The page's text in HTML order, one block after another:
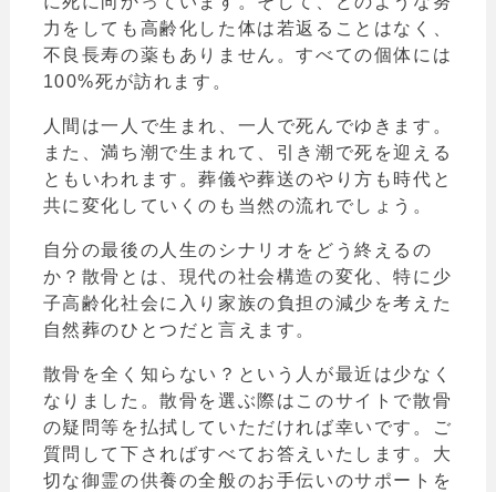
力をしても高齢化した体は若返ることはなく、
不良長寿の薬もありません。すべての個体には
100%死が訪れます。
人間は一人で生まれ、一人で死んでゆきます。
また、満ち潮で生まれて、引き潮で死を迎える
ともいわれます。葬儀や葬送のやり方も時代と
共に変化していくのも当然の流れでしょう。
自分の最後の人生のシナリオをどう終えるの
か？散骨とは、現代の社会構造の変化、特に少
子高齢化社会に入り家族の負担の減少を考えた
自然葬のひとつだと言えます。
散骨を全く知らない？という人が最近は少なく
なりました。散骨を選ぶ際はこのサイトで散骨
の疑問等を払拭していただければ幸いです。ご
質問して下さればすべてお答えいたします。大
切な御霊の供養の全般のお手伝いのサポートを